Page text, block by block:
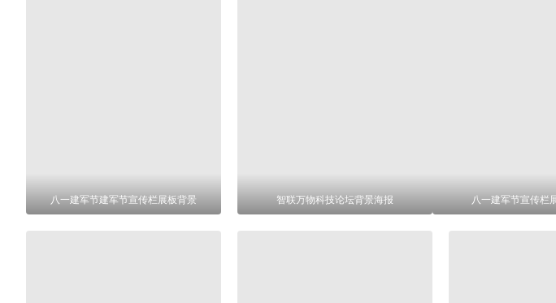
八一建军节建军节宣传栏展板背景 智联万物科技论坛背景海报 八一建军节宣传栏